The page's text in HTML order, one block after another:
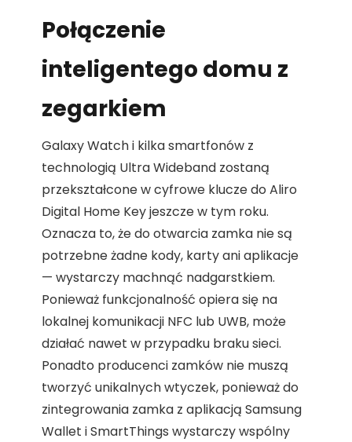
Połączenie
inteligentego domu z
zegarkiem
Galaxy Watch i kilka smartfonów z
technologią Ultra Wideband zostaną
przekształcone w cyfrowe klucze do Aliro
Digital Home Key jeszcze w tym roku.
Oznacza to, że do otwarcia zamka nie są
potrzebne żadne kody, karty ani aplikacje
— wystarczy machnąć nadgarstkiem.
Ponieważ funkcjonalność opiera się na
lokalnej komunikacji NFC lub UWB, może
działać nawet w przypadku braku sieci.
Ponadto producenci zamków nie muszą
tworzyć unikalnych wtyczek, ponieważ do
zintegrowania zamka z aplikacją Samsung
Wallet i SmartThings wystarczy wspólny